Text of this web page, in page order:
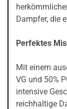
Dampfer, die
Perfektes
Mit einem
VG und 50%
intensive
reichhaltige